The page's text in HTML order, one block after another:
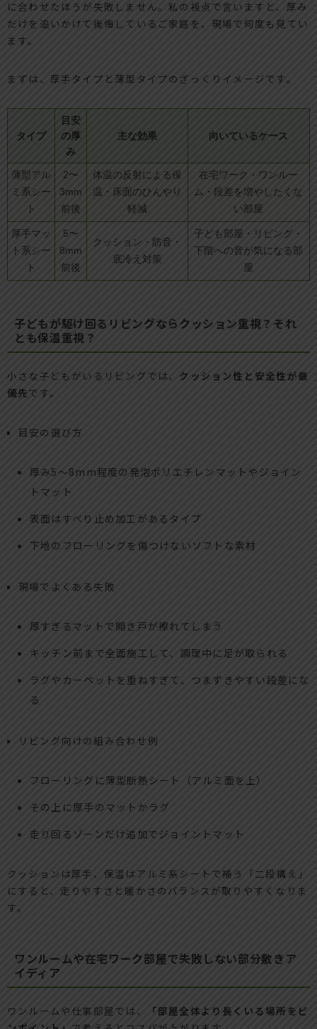
に合わせたほうが失敗しません。私の視点で言いますと、厚み
だけを追いかけて後悔しているご家庭を、現場で何度も見てい
ます。
まずは、厚手タイプと薄型タイプのざっくりイメージです。
タイプ
目安
の厚
み
主な効果 向いているケース
薄型アル
ミ系シー
ト
2〜
3mm
前後
体温の反射による保
温・床面のひんやり
軽減
在宅ワーク・ワンルー
ム・段差を増やしたくな
い部屋
厚手マッ
ト系シー
ト
5〜
8mm
前後
クッション・防音・
底冷え対策
子ども部屋・リビング・
下階への音が気になる部
屋
子どもが駆け回るリビングならクッション重視？それ
とも保温重視？
小さな子どもがいるリビングでは、 クッション性と安全性が最
優先です。
目安の選び方
厚み5〜8mm程度の発泡ポリエチレンマットやジョイン
トマット
表面はすべり止め加工があるタイプ
下地のフローリングを傷つけないソフトな素材
現場でよくある失敗
厚すぎるマットで開き戸が擦れてしまう
キッチン前まで全面施工して、調理中に足が取られる
ラグやカーペットを重ねすぎて、つまずきやすい段差にな
る
リビング向けの組み合わせ例
フローリングに薄型断熱シート（アルミ面を上）
その上に厚手のマットかラグ
走り回るゾーンだけ追加でジョイントマット
クッションは厚手、保温はアルミ系シートで補う「二段構え」
にすると、走りやすさと暖かさのバランスが取りやすくなりま
す。
ワンルームや在宅ワーク部屋で失敗しない部分敷きア
イディア
ワンルームや仕事部屋では、
「部屋全体より長くいる場所をピ